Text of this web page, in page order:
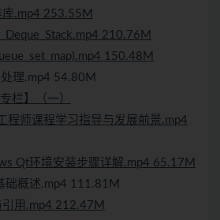
.mp4 253.55M
210.76M
150.48M
理.mp4 54.80M
栏】（一）
程师课程学习指导与发展前景.mp4
Qt环境安装步骤详解.mp4 65.17M
础概述.mp4 111.81M
引用.mp4 212.47M